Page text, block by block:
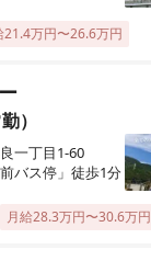
21.4万円〜26.6万円
）
一丁目1-60
バス停」徒歩1分
月給28.3万円〜30.6万円